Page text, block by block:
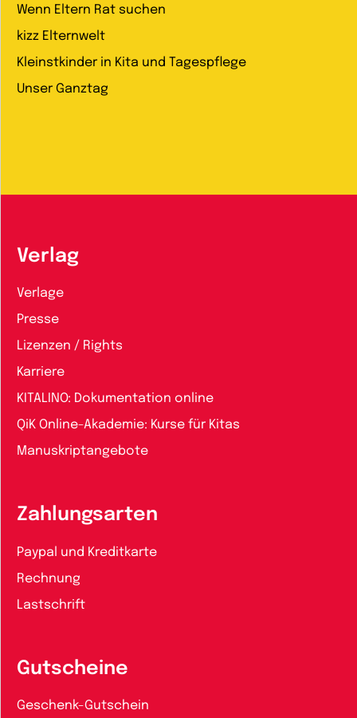
Wenn Eltern Rat suchen
kizz Elternwelt
Kleinstkinder in Kita und Tagespflege
Unser Ganztag
Verlag
Verlage
Presse
Lizenzen / Rights
Karriere
KITALINO: Dokumentation online
QiK Online-Akademie: Kurse für Kitas
Manuskriptangebote
Zahlungsarten
Paypal und Kreditkarte
Rechnung
Lastschrift
Gutscheine
Geschenk-Gutschein